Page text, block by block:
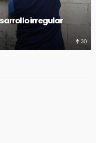
acompaña a familias
Cancún